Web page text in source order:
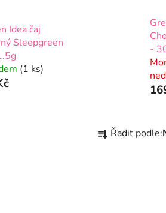
Idea čaj
Sleepgreen
(1 ks)
-
a Řadit podle: